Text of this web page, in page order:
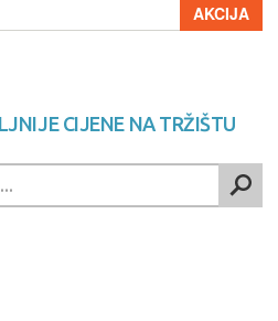
AKCIJA
CIJENE NA TRŽIŠTU